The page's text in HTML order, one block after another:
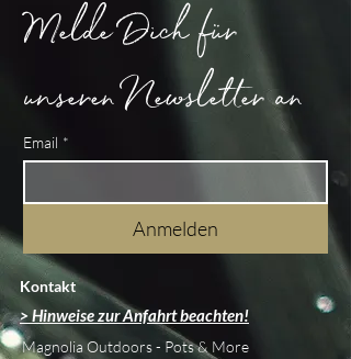
Melde Dich für
unseren Newsletter an
Email *
Anmelden
Kontakt
> Hinweise zur Anfahrt beachten!
Magnolia Outdoors - Pots & More